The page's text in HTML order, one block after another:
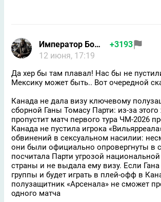
Император Бомжей
+3193
12 июня, 17:19
Да хер бы там плавал! Нас бы не
Мексику может быть.. Вот очередной
Канада не дала визу ключевому
сборной Ганы Томасу Парти: из-за этого
пропустит матч первого тура ЧМ-2026
Канада не пустила игрока
обвинений в сексуальном насилии:
они были официально опровергнуты в
посчитала Парти угрозой
страны и не выдала ему визу. Если
группы и будет играть в плей-офф в
полузащитник «Арсенала» не сможет
одного матча